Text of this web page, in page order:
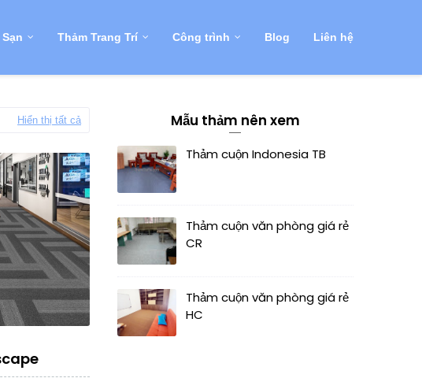
Thảm Trang Trí Công trình Blog Liên hệ
Hiển thị tất cả Mẫu thảm nên xem
Thảm cuộn Indonesia TB
Thảm cuộn văn phòng giá rẻ
CR
Thảm cuộn văn phòng giá rẻ
HC